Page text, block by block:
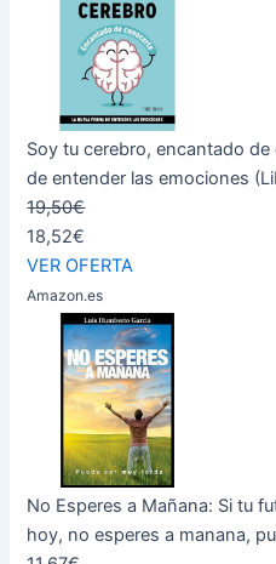
Soy tu cerebro, encantado
de entender las emociones
19,50€
18,52€
VER OFERTA
Amazon.es
No Esperes a Mañana: Si tu
hoy, no esperes a manana,